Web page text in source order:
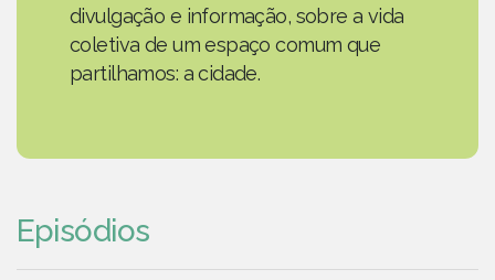
divulgação e informação, sobre a vida
coletiva de um espaço comum que
partilhamos: a cidade.
Episódios